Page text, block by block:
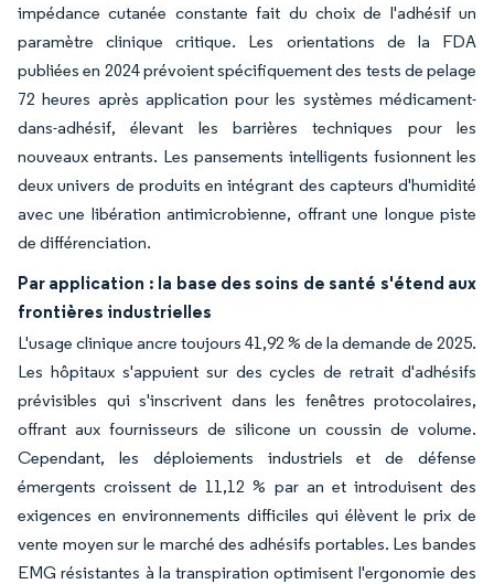
impédance cutanée constante fait du choix de l'adhésif un
paramètre clinique critique. Les orientations de la FDA
publiées en 2024 prévoient spécifiquement des tests de pelage
72 heures après application pour les systèmes médicament-
dans-adhésif, élevant les barrières techniques pour les
nouveaux entrants. Les pansements intelligents fusionnent les
deux univers de produits en intégrant des capteurs d'humidité
avec une libération antimicrobienne, offrant une longue piste
de différenciation.
Par application : la base des soins de santé s'étend aux
frontières industrielles
L'usage clinique ancre toujours 41,92 % de la demande de 2025.
Les hôpitaux s'appuient sur des cycles de retrait d'adhésifs
prévisibles qui s'inscrivent dans les fenêtres protocolaires,
offrant aux fournisseurs de silicone un coussin de volume.
Cependant, les déploiements industriels et de défense
émergents croissent de 11,12 % par an et introduisent des
exigences en environnements difficiles qui élèvent le prix de
vente moyen sur le marché des adhésifs portables. Les bandes
EMG résistantes à la transpiration optimisent l'ergonomie des